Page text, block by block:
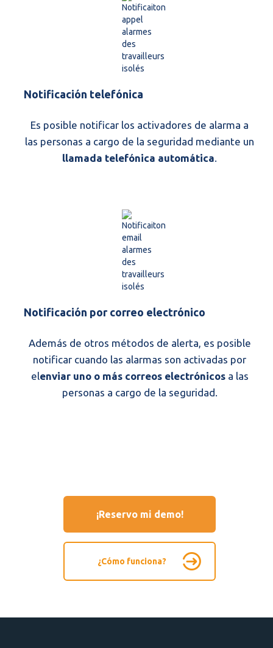
Notificación telefónica
Es posible notificar los activadores de alarma a
las personas a cargo de la seguridad mediante un
llamada telefónica automática.
Notificación por correo electrónico
Además de otros métodos de alerta, es posible
notificar cuando las alarmas son activadas por
elenviar uno o más correos electrónicosa las
personas a cargo de la seguridad.
¡Reservo mi demo!
¿Cómo funciona?